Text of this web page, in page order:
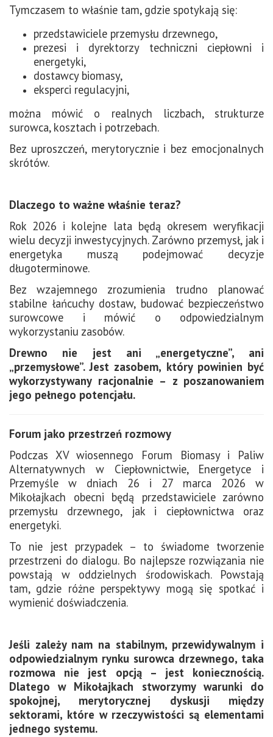
Tymczasem to właśnie tam, gdzie spotykają się:
przedstawiciele przemysłu drzewnego,
prezesi i dyrektorzy techniczni ciepłowni i
energetyki,
dostawcy biomasy,
eksperci regulacyjni,
można mówić o realnych liczbach, strukturze
surowca, kosztach i potrzebach.
Bez uproszczeń, merytorycznie i bez emocjonalnych
skrótów.
Dlaczego to ważne właśnie teraz?
Rok 2026 i kolejne lata będą okresem weryfikacji
wielu decyzji inwestycyjnych. Zarówno przemysł, jak i
energetyka muszą podejmować decyzje
długoterminowe.
Bez wzajemnego zrozumienia trudno planować
stabilne łańcuchy dostaw, budować bezpieczeństwo
surowcowe i mówić o odpowiedzialnym
wykorzystaniu zasobów.
Drewno nie jest ani „energetyczne”, ani
„przemysłowe”. Jest zasobem, który powinien być
wykorzystywany racjonalnie – z poszanowaniem
jego pełnego potencjału.
Forum jako przestrzeń rozmowy
Podczas XV wiosennego Forum Biomasy i Paliw
Alternatywnych w Ciepłownictwie, Energetyce i
Przemyśle w dniach 26 i 27 marca 2026 w
Mikołajkach obecni będą przedstawiciele zarówno
przemysłu drzewnego, jak i ciepłownictwa oraz
energetyki.
To nie jest przypadek – to świadome tworzenie
przestrzeni do dialogu. Bo najlepsze rozwiązania nie
powstają w oddzielnych środowiskach. Powstają
tam, gdzie różne perspektywy mogą się spotkać i
wymienić doświadczenia.
Jeśli zależy nam na stabilnym, przewidywalnym i
odpowiedzialnym rynku surowca drzewnego, taka
rozmowa nie jest opcją – jest koniecznością.
Dlatego w Mikołajkach stworzymy warunki do
spokojnej, merytorycznej dyskusji między
sektorami, które w rzeczywistości są elementami
jednego systemu.